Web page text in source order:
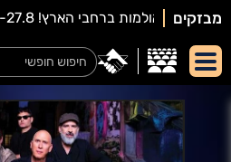
מבזקים
תיאור
המופע: